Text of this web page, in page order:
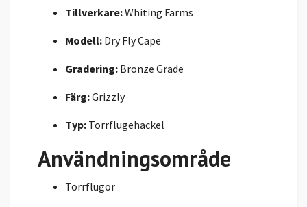
Tillverkare:Whiting Farms
Modell: Dry Fly Cape
Gradering: Bronze Grade
Färg:Grizzly
Typ: Torrflugehackel
Användningsområde
Torrflugor